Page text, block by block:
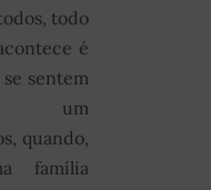
todo
é
sentem
um
quando,
família